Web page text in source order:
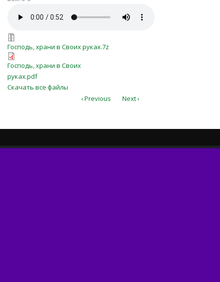
Господь, храни в Своих руках.mp3
Господь, храни в Своих руках.7z
Господь, храни в Своих руках.7z
Господь, храни в Своих руках.pdf
Господь, храни в Своих
руках.pdf
Скачать все файлы
‹ Previous
Next ›